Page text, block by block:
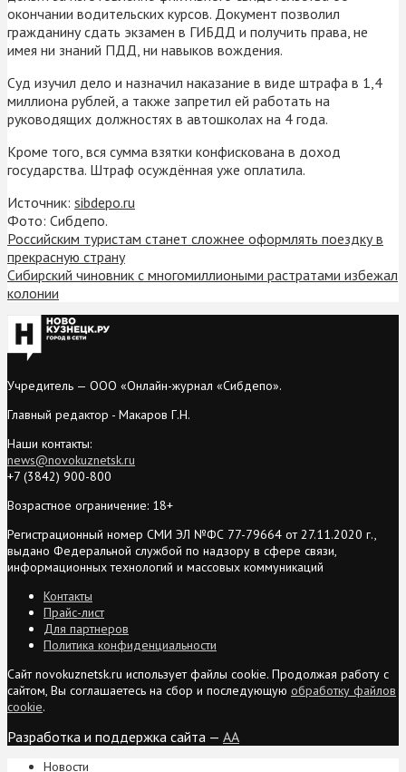
окончании водительских курсов. Документ позволил
гражданину сдать экзамен в ГИБДД и получить права, не
имея ни знаний ПДД, ни навыков вождения.
Суд изучил дело и назначил наказание в виде штрафа в 1,4
миллиона рублей, а также запретил ей работать на
руководящих должностях в автошколах на 4 года.
Кроме того, вся сумма взятки конфискована в доход
государства. Штраф осуждённая уже оплатила.
Источник: sibdepo.ru
Фото: Сибдепо.
Российским туристам станет сложнее оформлять поездку в
прекрасную страну
Сибирский чиновник с многомиллиоными растратами избежал
колонии
Учредитель — ООО «Онлайн-журнал «Сибдепо».
Главный редактор - Макаров Г.Н.
Наши контакты:
news@novokuznetsk.ru
+7 (3842) 900-800
Возрастное ограничение: 18+
Регистрационный номер СМИ ЭЛ №ФС 77-79664 от 27.11.2020 г.,
выдано Федеральной службой по надзору в сфере связи,
информационных технологий и массовых коммуникаций
Контакты
Прайс-лист
Для партнеров
Политика конфиденциальности
Сайт novokuznetsk.ru использует файлы cookie. Продолжая работу с
сайтом, Вы соглашаетесь на сбор и последующую обработку файлов
cookie.
Разработка и поддержка сайта — AA
Новости